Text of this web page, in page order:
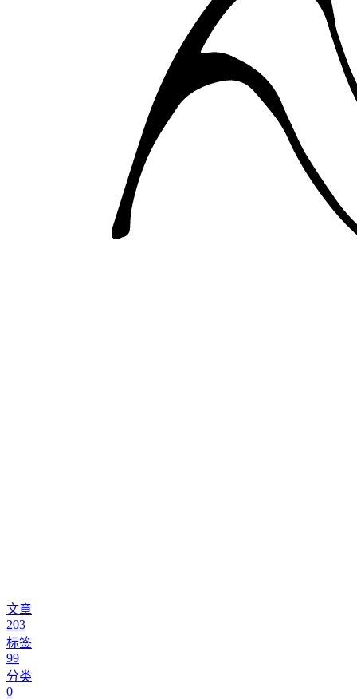
文章
203
标签
99
分类
0